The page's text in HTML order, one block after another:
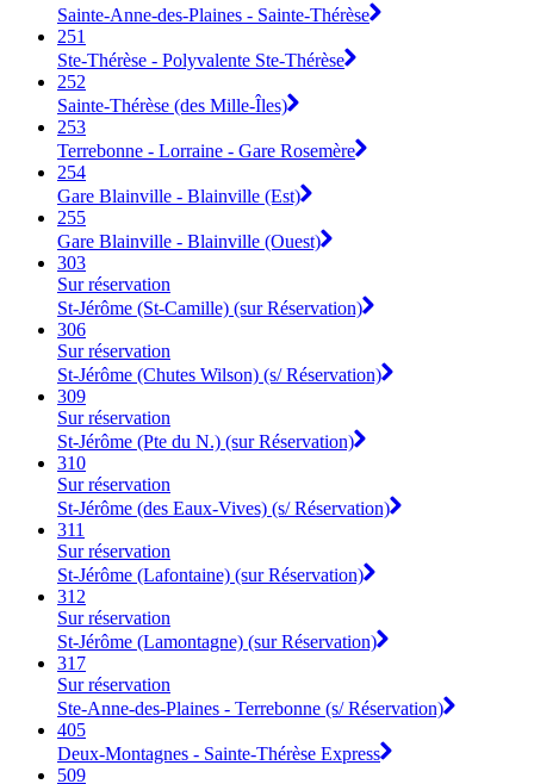
Sainte-Anne-des-Plaines - Sainte-Thérèse
251
Ste-Thérèse - Polyvalente Ste-Thérèse
252
Sainte-Thérèse (des Mille-Îles)
253
Terrebonne - Lorraine - Gare Rosemère
254
Gare Blainville - Blainville (Est)
255
Gare Blainville - Blainville (Ouest)
303
Sur réservation
St-Jérôme (St-Camille) (sur Réservation)
306
Sur réservation
St-Jérôme (Chutes Wilson) (s/ Réservation)
309
Sur réservation
St-Jérôme (Pte du N.) (sur Réservation)
310
Sur réservation
St-Jérôme (des Eaux-Vives) (s/ Réservation)
311
Sur réservation
St-Jérôme (Lafontaine) (sur Réservation)
312
Sur réservation
St-Jérôme (Lamontagne) (sur Réservation)
317
Sur réservation
Ste-Anne-des-Plaines - Terrebonne (s/ Réservation)
405
Deux-Montagnes - Sainte-Thérèse Express
509